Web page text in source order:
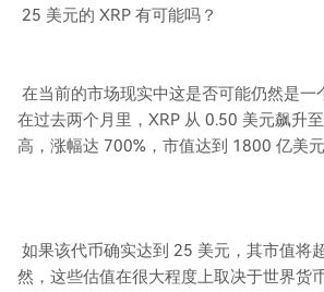
25 美元的 XRP 有可能吗？
在当前的市场现实中这是否可能仍然是一
在过去两个月里，XRP 从 0.50 美元飙升
高，涨幅达 700%，市值达到 1800 亿美元
如果该代币确实达到 25 美元，其市值将
然，这些估值在很大程度上取决于世界货